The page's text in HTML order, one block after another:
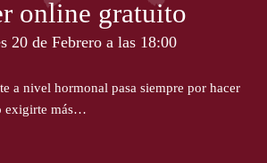
online gratuito
20 de Febrero a las 18:00
a nivel hormonal pasa siempre por hacer
exigirte más…